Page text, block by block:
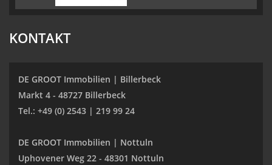
KONTAKT
DE GROOT Immobilien | Billerbeck
Markt 4 - 48727 Billerbeck
Tel.: +49 (0) 2543 | 219 99 24
DE GROOT Immobilien | Nottuln
Uphovener Weg 22 - 48301 Nottuln